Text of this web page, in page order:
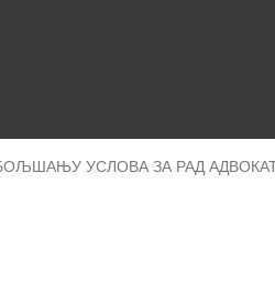
УСЛОВА ЗА РАД